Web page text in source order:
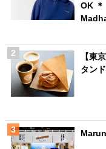
OK ＊
【東
タン